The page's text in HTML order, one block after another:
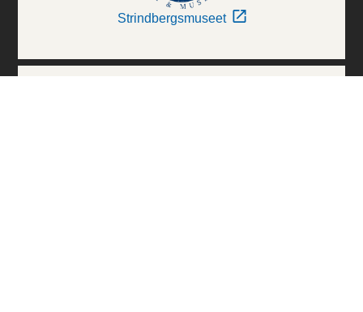
Strindbergsmuseet